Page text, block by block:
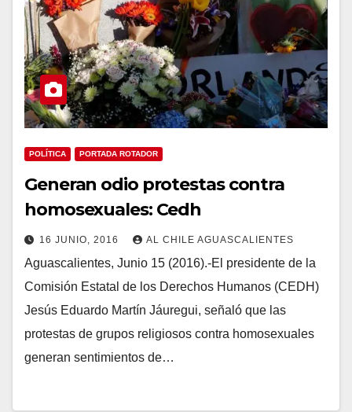
POLÍTICA PORTADA ROTADOR
Generan odio protestas contra
homosexuales: Cedh
16 JUNIO, 2016 AL CHILE AGUASCALIENTES
Aguascalientes, Junio 15 (2016).-El presidente de la
Comisión Estatal de los Derechos Humanos (CEDH)
Jesús Eduardo Martín Jáuregui, señaló que las
protestas de grupos religiosos contra homosexuales
generan sentimientos de…